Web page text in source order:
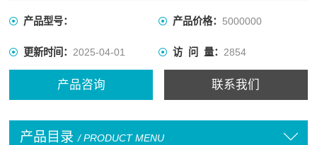
产品型号： 产品价格： 5000000
更新时间：2025-04-01 访 问 量： 2854
产品咨询 联系我们
产品目录 / PRODUCT MENU